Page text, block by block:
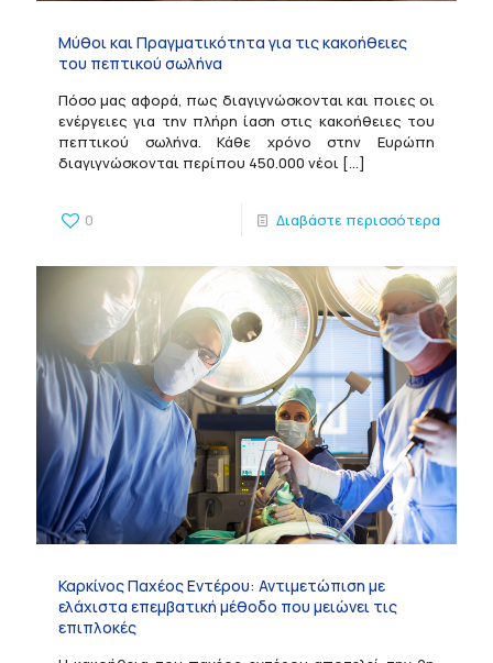
Μύθοι και Πραγματικότητα για τις κακοήθειες
του πεπτικού σωλήνα
Πόσο μας αφορά, πως διαγιγνώσκονται και ποιες οι
ενέργειες για την πλήρη ίαση στις κακοήθειες του
πεπτικού σωλήνα. Κάθε χρόνο στην Ευρώπη
διαγιγνώσκονται περίπου 450.000 νέοι […]
0 Διαβάστε περισσότερα
Καρκίνος Παχέος Εντέρου: Αντιμετώπιση με
ελάχιστα επεμβατική μέθοδο που μειώνει τις
επιπλοκές